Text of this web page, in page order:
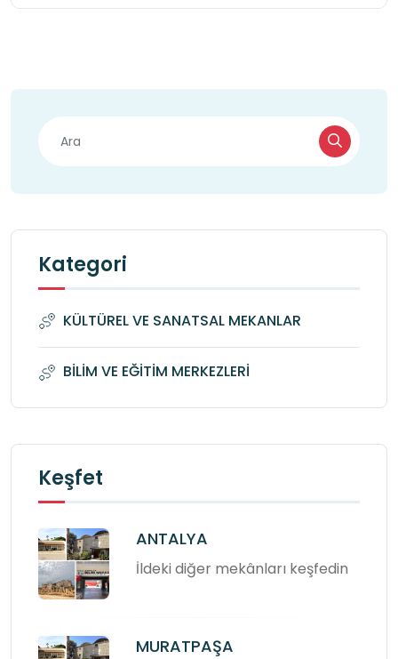
Kategori
KÜLTÜREL VE SANATSAL MEKANLAR
BİLİM VE EĞİTİM MERKEZLERİ
Keşfet
ANTALYA
İldeki diğer mekânları keşfedin
MURATPAŞA